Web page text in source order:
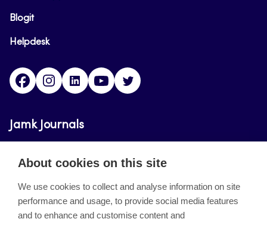
Blogit
Helpdesk
FacebookInstagram
LinkedInYoutube
Jamk Journals
Jamk Journals support teaching and research,
About the site
About cookies on this site
We use cookies to collect and analyse information on site
performance and usage, to provide social media features
and to enhance and customise content and